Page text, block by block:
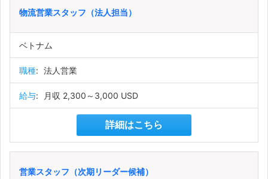
物流営業スタッフ（法人担当）
ベトナム
職種: 法人営業
給与: 月収 2,300～3,000 USD
詳細はこちら
営業スタッフ（次期リーダー候補）